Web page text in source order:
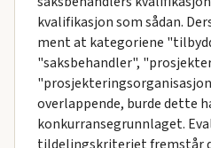
kvalifikasjon som sådan.
ment at kategoriene
"saksbehandler",
overlappende, burde dette
konkurransegrunnlaget.